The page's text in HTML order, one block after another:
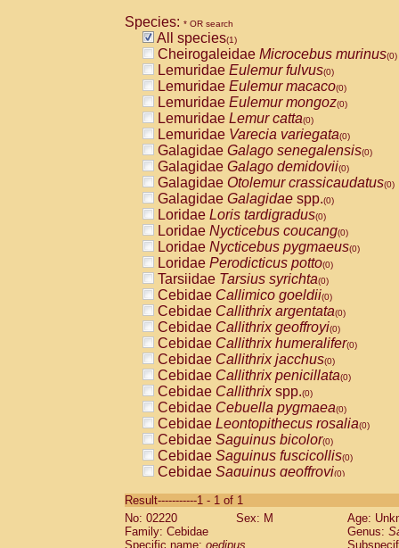
Species: * OR search
All species(1)
Cheirogaleidae Microcebus murinus(0)
Lemuridae Eulemur fulvus(0)
Lemuridae Eulemur macaco(0)
Lemuridae Eulemur mongoz(0)
Lemuridae Lemur catta(0)
Lemuridae Varecia variegata(0)
Galagidae Galago senegalensis(0)
Galagidae Galago demidovii(0)
Galagidae Otolemur crassicaudatus(0)
Galagidae Galagidae spp.(0)
Loridae Loris tardigradus(0)
Loridae Nycticebus coucang(0)
Loridae Nycticebus pygmaeus(0)
Loridae Perodicticus potto(0)
Tarsiidae Tarsius syrichta(0)
Cebidae Callimico goeldii(0)
Cebidae Callithrix argentata(0)
Cebidae Callithrix geoffroyi(0)
Cebidae Callithrix humeralifer(0)
Cebidae Callithrix jacchus(0)
Cebidae Callithrix penicillata(0)
Cebidae Callithrixspp.(0)
Cebidae Cebuella pygmaea(0)
Cebidae Leontopithecus rosalia(0)
Cebidae Saguinus bicolor(0)
Cebidae Saguinus fuscicollis(0)
Cebidae Saguinus geoffroyi(0)
CebidaeSaguinus labiatus(0)
Cebidae Saguinus leucopus (0)
Cebidae
Result-----------1 - 1 of 1
No: 02220
Sex: M
Age:
Family: Cebidae
Genus:
Specific name: oedipus